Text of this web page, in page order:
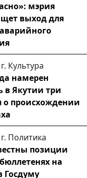
мэрия
выход для
Культура
намерен
в Якутии три
о происхождении
Политика
позиции
на
Госдуму